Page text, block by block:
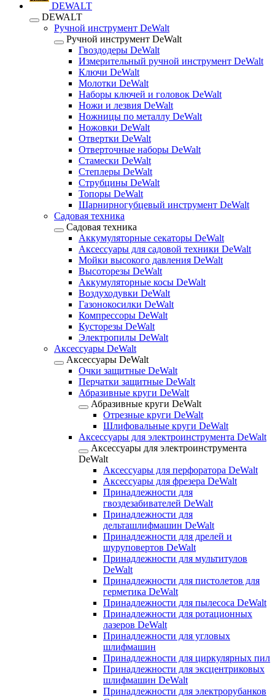
DEWALT
DEWALT
Ручной инструмент DeWalt
Ручной инструмент DeWalt
Гвоздодеры DeWalt
Измерительный ручной инструмент DeWalt
Ключи DeWalt
Молотки DeWalt
Наборы ключей и головок DeWalt
Ножи и лезвия DeWalt
Ножницы по металлу DeWalt
Ножовки DeWalt
Отвертки DeWalt
Отверточные наборы DeWalt
Стамески DeWalt
Степлеры DeWalt
Струбцины DeWalt
Топоры DeWalt
Шарнирногубцевый инструмент DeWalt
Садовая техника
Садовая техника
Аккумуляторные секаторы DeWalt
Аксессуары для садовой техники DeWalt
Мойки высокого давления DeWalt
Высоторезы DeWalt
Аккумуляторные косы DeWalt
Воздуходувки DeWalt
Газонокосилки DeWalt
Компрессоры DeWalt
Кусторезы DeWalt
Электропилы DeWalt
Аксессуары DeWalt
Аксессуары DeWalt
Очки защитные DeWalt
Перчатки защитные DeWalt
Абразивные круги DeWalt
Абразивные круги DeWalt
Отрезные круги DeWalt
Шлифовальные круги DeWalt
Аксессуары для электроинструмента DeWalt
Аксессуары для электроинструмента
DeWalt
Аксессуары для перфоратора DeWalt
Аксессуары для фрезера DeWalt
Принадлежности для
гвоздезабивателей DeWalt
Принадлежности для
дельташлифмашин DeWalt
Принадлежности для дрелей и
шуруповертов DeWalt
Принадлежности для мультитулов
DeWalt
Принадлежности для пистолетов для
герметика DeWalt
Принадлежности для пылесоса DeWalt
Принадлежности для ротационных
лазеров DeWalt
Принадлежности для угловых
шлифмашин
Принадлежности для циркулярных пил
Принадлежности для эксцентриковых
шлифмашин DeWalt
Принадлежности для электрорубанков